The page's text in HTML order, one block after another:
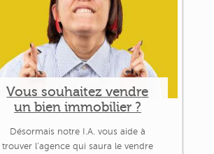
Vous souhaitez vendre
un bien immobilier ?
Désormais notre I.A. vous aide à
trouver l'agence qui saura le vendre